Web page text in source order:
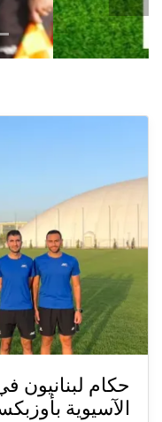
حكام لبنانيون
الآسيوية